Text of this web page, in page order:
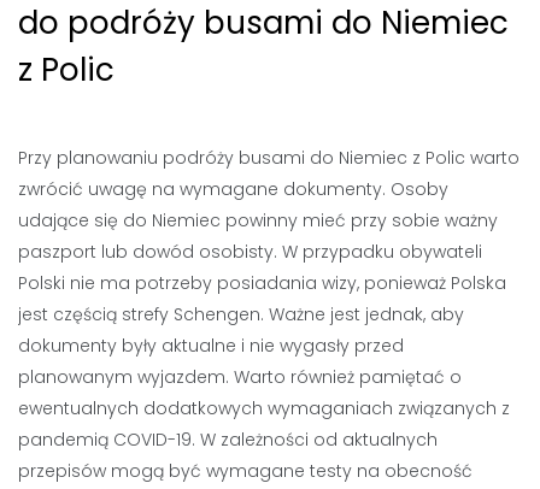
do podróży busami do Niemiec
z Polic
Przy planowaniu podróży busami do Niemiec z Polic warto
zwrócić uwagę na wymagane dokumenty. Osoby
udające się do Niemiec powinny mieć przy sobie ważny
paszport lub dowód osobisty. W przypadku obywateli
Polski nie ma potrzeby posiadania wizy, ponieważ Polska
jest częścią strefy Schengen. Ważne jest jednak, aby
dokumenty były aktualne i nie wygasły przed
planowanym wyjazdem. Warto również pamiętać o
ewentualnych dodatkowych wymaganiach związanych z
pandemią COVID-19. W zależności od aktualnych
przepisów mogą być wymagane testy na obecność